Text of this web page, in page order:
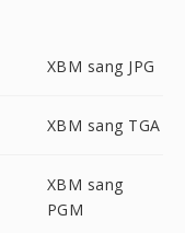
XBM sang JPG
XBM sang TGA
XBM sang
PGM